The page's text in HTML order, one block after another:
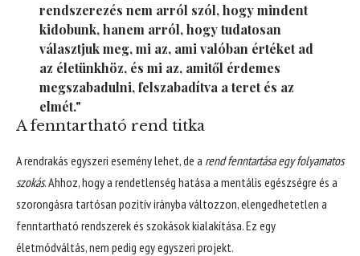
rendszerezés nem arról szól, hogy mindent
kidobunk, hanem arról, hogy tudatosan
választjuk meg, mi az, ami valóban értéket ad
az életünkhöz, és mi az, amitől érdemes
megszabadulni, felszabadítva a teret és az
elmét."
A fenntartható rend titka
A rendrakás egyszeri esemény lehet, de a rend fenntartása egy folyamatos
szokás. Ahhoz, hogy a rendetlenség hatása a mentális egészségre és a
szorongásra tartósan pozitív irányba változzon, elengedhetetlen a
fenntartható rendszerek és szokások kialakítása. Ez egy
életmódváltás, nem pedig egy egyszeri projekt.